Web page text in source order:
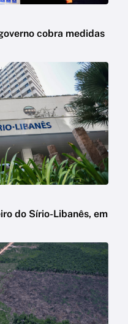
cobra medidas
do Sírio-Libanês, em